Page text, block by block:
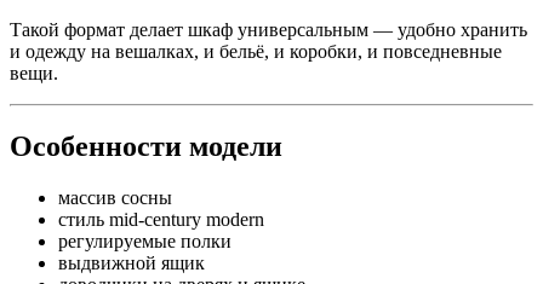
Такой формат делает шкаф универсальным — удобно хранить
и одежду на вешалках, и бельё, и коробки, и повседневные
вещи.
Особенности модели
массив сосны
стиль mid-century modern
регулируемые полки
выдвижной ящик